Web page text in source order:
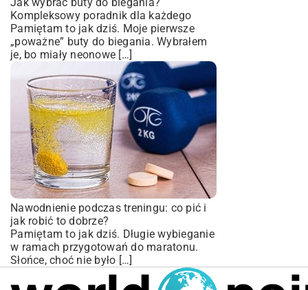
Jak wybrać buty do biegania?
Kompleksowy poradnik dla każdego
Pamiętam to jak dziś. Moje pierwsze
„poważne” buty do biegania. Wybrałem
je, bo miały neonowe […]
Nawodnienie podczas treningu: co pić i
jak robić to dobrze?
Pamiętam to jak dziś. Długie wybieganie
w ramach przygotowań do maratonu.
Słońce, choć nie było […]